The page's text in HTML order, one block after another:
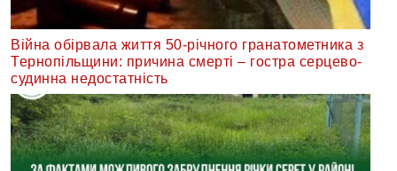
Війна обірвала життя 50-річного гранатометника з
Тернопільщини: причина смерті – гостра серцево-
судинна недостатність